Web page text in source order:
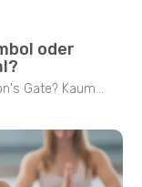
oder
Gate? Kaum...